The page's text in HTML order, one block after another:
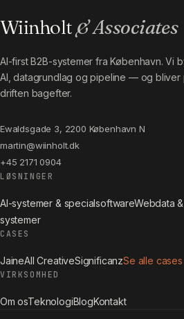
Wiinholt& Associates
AI-first B2B-systemer fra København. Vi
AI, datagrundlag og pipeline — og bliver
driften bagefter.
Ewaldsgade 3, 2200 København N
martin@wiinholt.dk
+45 2171 0904
LØSNINGER
AI-systemer & specialsoftwareWebdata
systemer
CASES
JaineAll CreativeSignificanzSe alle
VIRKSOMHED
Om osTeknologiBlogKontakt